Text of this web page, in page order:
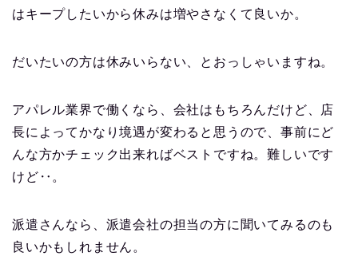
はキープしたいから休みは増やさなくて良いか。
だいたいの方は休みいらない、とおっしゃいますね。
アパレル業界で働くなら、会社はもちろんだけど、店
長によってかなり境遇が変わると思うので、事前にど
んな方かチェック出来ればベストですね。難しいです
けど‥。
派遣さんなら、派遣会社の担当の方に聞いてみるのも
良いかもしれません。